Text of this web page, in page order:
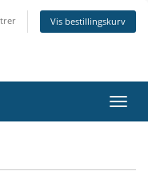
Vis bestillingskurv
Skift